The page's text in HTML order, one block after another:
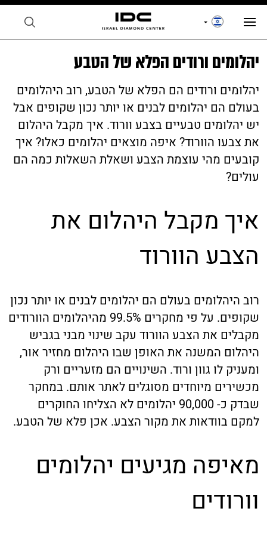
יהלומים ורודים הפלא של הטבע
יהלומים ורודים הם הפלא של הטבע, רוב היהלומים
בעולם הם יהלומים לבנים או יותר נכון שקופים אבל
יש יהלומים טבעיים בצבע וורוד. איך מקבל היהלום
את צבעו הוורוד? איפה מוצאים יהלומים כאלו? איך
קובעים מהי עוצמת הצבע ושאלת השאלות כמה הם
עולים?
איך מקבל היהלום את
הצבע הוורוד
רוב היהלומים בעולם הם יהלומים לבנים או יותר נכון
שקופים. על פי מחקרים 99.5% מהיהלומים הוורודים
מקבלים את הצבע הוורוד עקב שינוי מבני בגביש
היהלום המשנה את האופן שבו היהלום מחזיר אור,
ומעניק לו גוון ורוד. השינויים הם מזעריים ורק
מכשירים מיוחדים מסוגלים לאתר אותם. במחקר
שבדק כ- 90,000 יהלומים לא הצליחו החוקרים
למקם בוודאות את מקור הצבע. אכן פלא של הטבע.
מאיפה מגיעים יהלומים
וורודים